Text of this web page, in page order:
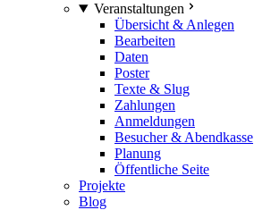
Veranstaltungen
Übersicht & Anlegen
Bearbeiten
Daten
Poster
Texte & Slug
Zahlungen
Anmeldungen
Besucher & Abendkasse
Planung
Öffentliche Seite
Projekte
Blog